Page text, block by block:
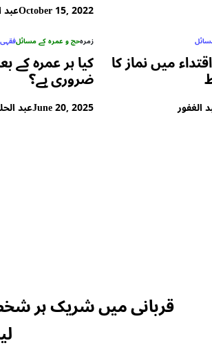
October 15, 2022عبد
میں نماز کا
الغفور
زمرہحج و عمرہ کے مسائل
کیا ہر عمرہ کے
ضروری ہے؟
June 20, 2025عبد
قربانی میں شریک ہر